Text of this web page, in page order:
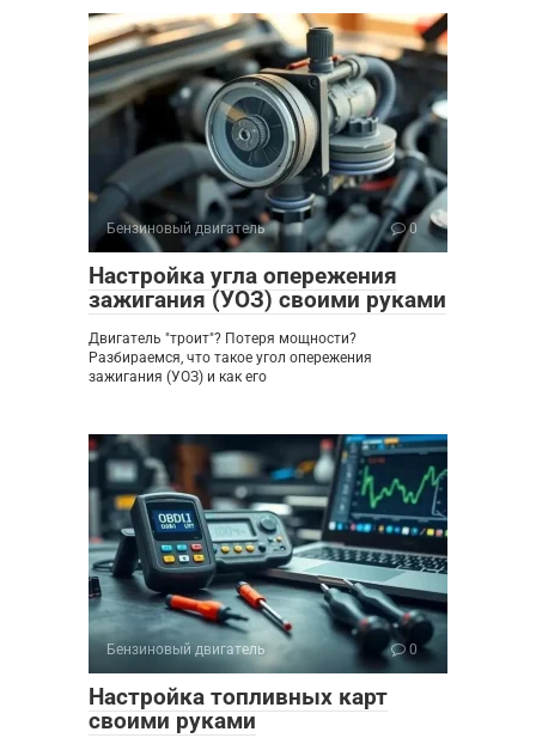
Бензиновый двигатель 0
Настройка угла опережения
зажигания (УОЗ) своими руками
Двигатель "троит"? Потеря мощности?
Разбираемся, что такое угол опережения
зажигания (УОЗ) и как его
Бензиновый двигатель 0
Настройка топливных карт
своими руками